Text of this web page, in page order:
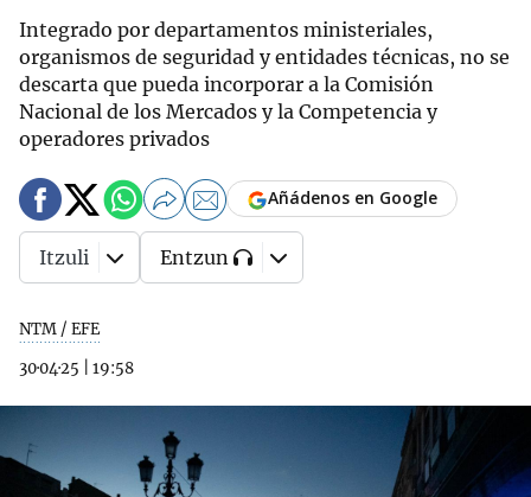
Integrado por departamentos ministeriales,
organismos de seguridad y entidades técnicas, no se
descarta que pueda incorporar a la Comisión
Nacional de los Mercados y la Competencia y
operadores privados
NTM / EFE
30·04·25
19:58
Añádenos en Google
Itzuli Entzun